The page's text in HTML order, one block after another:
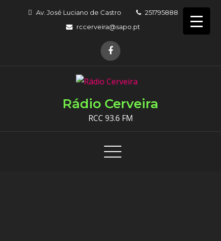
Av. José Luciano de Castro
251795888
rccerveira@sapo.pt
Rádio Cerveira
RCC 93.6 FM